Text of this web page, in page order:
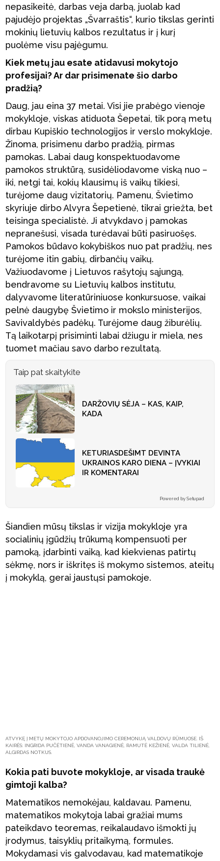
nepasikeitė, darbas veja darbą, juolab kad
pajudėjo projektas „Švarraštis“, kurio tikslas gerinti
mokinių lietuvių kalbos rezultatus ir į kurį
puolėme visu pajėgumu.
Kiek metų jau esate atidavusi mokytojo
profesijai? Ar dar prisimenate šio darbo
pradžią?
Daug, jau eina 37 metai. Visi jie prabėgo vienoje
mokykloje, viskas atiduota Šepetai, tik porą metų
dirbau Kupiškio technologijos ir verslo mokykloje.
Žinoma, prisimenu darbo pradžią, pirmas
pamokas. Labai daug konspektuodavome
pamokos struktūrą, susidėliodavome viską nuo –
iki, netgi tai, kokių klausimų iš vaikų tikiesi,
turėjome daug vizitatorių. Pamenu, Švietimo
skyriuje dirbo Alvyra Šepetienė, tikrai griežta, bet
teisinga specialistė. Ji atvykdavo į pamokas
nepranešusi, visada turėdavai būti pasiruošęs.
Pamokos būdavo kokybiškos nuo pat pradžių, nes
turėjome itin gabių, dirbančių vaikų.
Važiuodavome į Lietuvos rašytojų sąjungą,
bendravome su Lietuvių kalbos institutu,
dalyvavome literatūriniuose konkursuose, vaikai
pelnė daugybę Švietimo ir mokslo ministerijos,
Savivaldybės padėkų. Turėjome daug žiburėlių.
Tą laikotarpį prisiminti labai džiugu ir miela, nes
tuomet mačiau savo darbo rezultatą.
Taip pat skaitykite
DARŽOVIŲ SĖJA – KAS, KAIP,
KADA
KETURIASDEŠIMT DEVINTA
UKRAINOS KARO DIENA – ĮVYKIAI
IR KOMENTARAI
Powered by Setupad
Šiandien mūsų tikslas ir vizija mokykloje yra
socialinių įgūdžių trūkumą kompensuoti per
pamoką, įdarbinti vaiką, kad kiekvienas patirtų
sėkmę, nors ir iškritęs iš mokymo sistemos, ateitų
į mokyklą, gerai jaustųsi pamokoje.
ATVYKĘ Į METŲ MOKYTOJO APDOVANOJIMO CEREMONIJĄ VALDOVŲ RŪMUOSE. IŠ
KAIRĖS: INGRIDA PUČĖTIENĖ, VANDA VANAGIENĖ, RAMUTĖ KEŽIENĖ, VALDA TILIENĖ,
ALGIRDAS NOTKUS.
Kokia pati buvote mokykloje, ar visada traukė
gimtoji kalba?
Matematikos nemokėjau, kaldavau. Pamenu,
matematikos mokytoja labai gražiai mums
pateikdavo teoremas, reikalaudavo išmokti jų
įrodymus, taisyklių pritaikymą, formules.
Mokydamasi vis galvodavau, kad matematikoje